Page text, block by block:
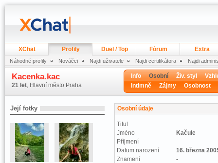
XChat Profily Duel / Top Fórum Extra
Náhodné profily Nováčci Najdi uživatele Najdi certifikátora Najdi
Kacenka.kac
21 let, Hlavní město Praha
Info Osobní Živ. styl
Intimně
Zájmy Osobnost
Její fotky Osobní údaje
Titul
Jméno
Kačule
Příjmení
Datum narození
16. března
Znamení
-